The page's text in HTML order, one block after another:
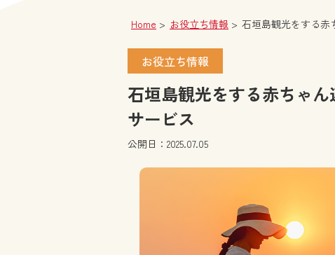
Home お役立ち情報 石垣島観光をする赤
お役立ち情報
石垣島観光をする赤ちゃ
サービス
公開日：2025.07.05